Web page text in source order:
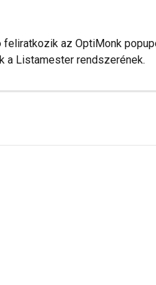
az OptiMonk
a Listamester rendszerének.